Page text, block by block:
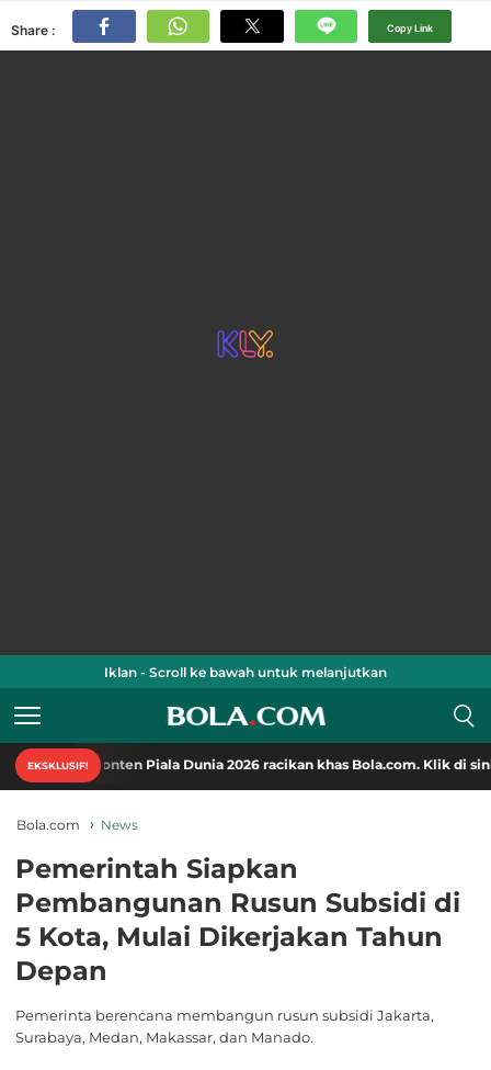
Share : Copy Link
Iklan - Scroll ke bawah untuk melanjutkan
EKSKLUSIF!
Piala Dunia 2026 racikan khas Bola.com. Klik di sini!
Bola.com News
Pemerintah Siapkan
Pembangunan Rusun Subsidi di
5 Kota, Mulai Dikerjakan Tahun
Depan
Pemerinta berencana membangun rusun subsidi Jakarta,
Surabaya, Medan, Makassar, dan Manado.